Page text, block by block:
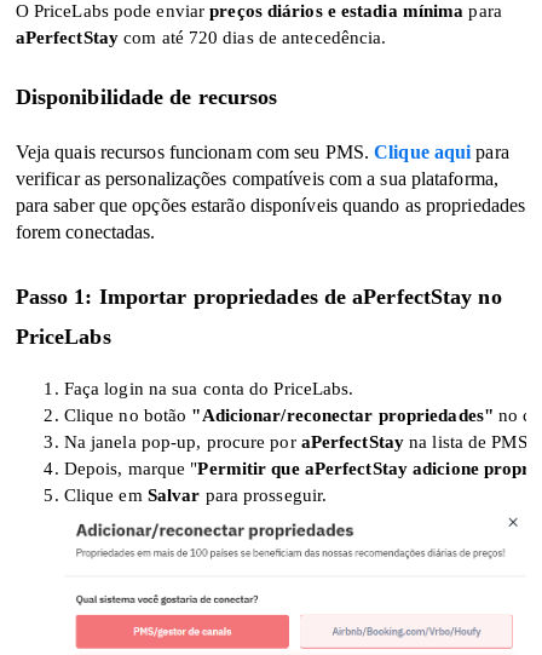
O PriceLabs pode enviarpreços diários e estadia mínima para
aPerfectStay com até 720 dias de antecedência.
Disponibilidade de recursos
Veja quais recursos funcionam com seu PMS.Clique aqui para
verificar as personalizações compatíveis com a sua plataforma,
para saber que opções estarão disponíveis quando as propriedades
forem conectadas.
Passo 1: Importar propriedades de aPerfectStay no
PriceLabs
Faça login na sua conta do PriceLabs.
Clique no botão "Adicionar/reconectar propriedades" no
Na janela pop-up, procure por aPerfectStay na lista de PMS.
Depois, marque "Permitir que aPerfectStay adicione
Clique em Salvar para prosseguir.